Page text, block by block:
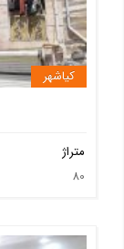
کیاشهر
متراژ
80